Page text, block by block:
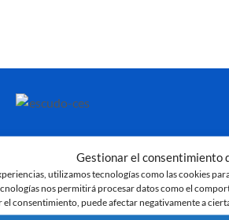
Gestionar el consentimiento
utilizamos tecnologías como las cookies
nos permitirá procesar datos como el
consentimiento, puede afectar negativamente a